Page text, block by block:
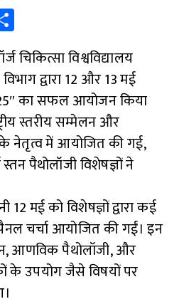
h
ar
e
विश्वविद्यालय
द्वारा 12 और 13 मई
का सफल आयोजन किया
स्तरीय सम्मेलन और
के नेतृत्व में आयोजित की गई,
पैथोलॉजी विशेषज्ञों ने
मई को विशेषज्ञों द्वारा कई
चर्चा आयोजित की गईं। इन
आणविक पैथोलॉजी, और
के उपयोग जैसे विषयों पर